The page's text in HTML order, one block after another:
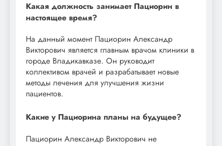
Какая должность занимает Пациорин в
настоящее время?
На данный момент Пациорин Александр
Викторович является главным врачом клиники в
городе Владикавказе. Он руководит
коллективом врачей и разрабатывает новые
методы лечения для улучшения жизни
пациентов.
Какие у Пациорина планы на будущее?
Пациорин Александр Викторович не